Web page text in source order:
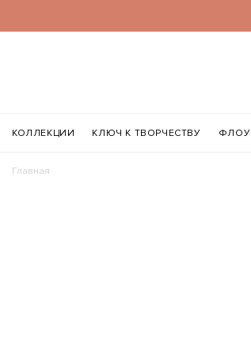
КОЛЛЕКЦИИ КЛЮЧ К ТВОРЧЕСТВУ ФЛОУ
Главная